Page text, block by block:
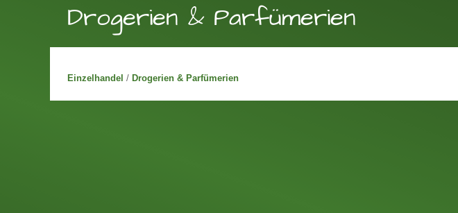
Drogerien & Parfümerien
Einzelhandel / Drogerien & Parfümerien